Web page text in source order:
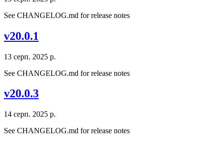
See CHANGELOG.md for release notes
v20.0.1
13 серп. 2025 р.
See CHANGELOG.md for release notes
v20.0.3
14 серп. 2025 р.
See CHANGELOG.md for release notes